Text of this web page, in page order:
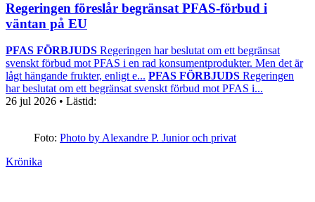
Regeringen föreslår begränsat PFAS-förbud i
väntan på EU
PFAS FÖRBJUDS Regeringen har beslutat om ett begränsat
svenskt förbud mot PFAS i en rad konsumentprodukter. Men det är
lågt hängande frukter, enligt e... PFAS FÖRBJUDS Regeringen
har beslutat om ett begränsat svenskt förbud mot PFAS i...
26 jul 2026 • Lästid:
Foto: Photo by Alexandre P. Junior och privat
Krönika